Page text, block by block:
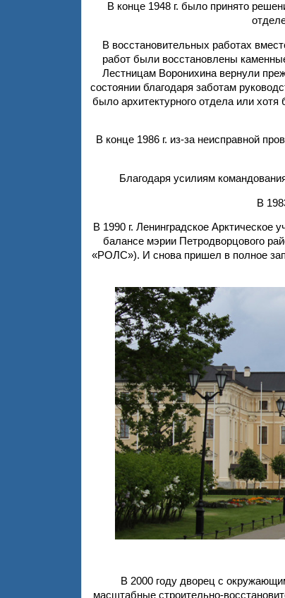
В конце 1948 г. было принято
В восстановительных работах
работ были восстановлены
Лестницам Воронихина вернули
состоянии благодаря заботам
было архитектурного отдела или
В конце 1986 г. из-за неисправной
Благодаря усилиям
В
В 1990 г. Ленинградское Арктическое
балансе мэрии Петродворцового
«РОЛС»). И снова пришел в полное
В 2000 году дворец с
масштабные строительно-